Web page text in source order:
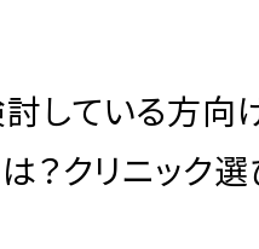
している方向
？クリニック